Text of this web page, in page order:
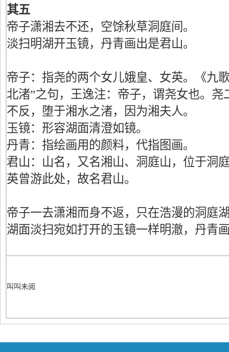
其五
帝子潇湘去不还，空馀秋草洞庭间。
淡扫明湖开玉镜，丹青画出是君山。
帝子：指尧的两个女儿娥皇、女英。《九
北渚”之句，王逸注：帝子，谓尧女也。
不反，堕于湘水之渚，因为湘夫人。
玉镜：形容湖面清澄如镜。
丹青：指绘画用的颜料，代指图画。
君山：山名，又名湘山、洞庭山，位于洞
英曾游此处，故名君山。
帝子一去潇湘而身不返，只在浩漫的洞庭
湖面淡扫宛如打开的玉镜一样明澈，丹青
叫叫未阅